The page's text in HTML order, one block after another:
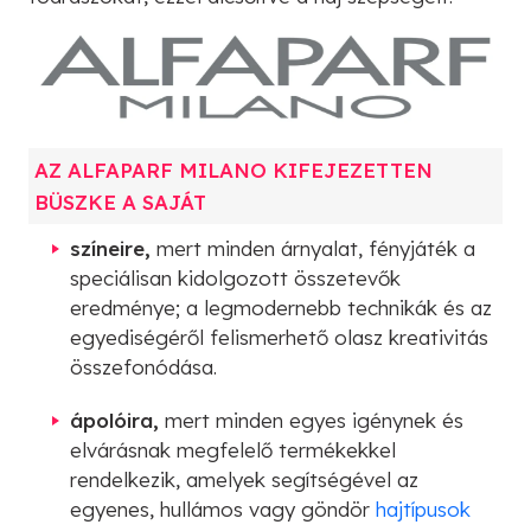
AZ ALFAPARF MILANO KIFEJEZETTEN
BÜSZKE A SAJÁT
színeire, mert minden árnyalat, fényjáték a
speciálisan kidolgozott összetevők
eredménye; a legmodernebb technikák és az
egyediségéről felismerhető olasz kreativitás
összefonódása.
ápolóira, mert minden egyes igénynek és
elvárásnak megfelelő termékekkel
rendelkezik, amelyek segítségével az
egyenes, hullámos vagy göndör hajtípusok